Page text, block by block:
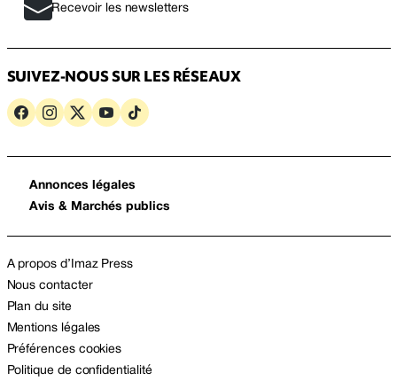
Recevoir les newsletters
SUIVEZ-NOUS SUR LES RÉSEAUX
Annonces légales
Avis & Marchés publics
A propos d’Imaz Press
Nous contacter
Plan du site
Mentions légales
Préférences cookies
Politique de confidentialité